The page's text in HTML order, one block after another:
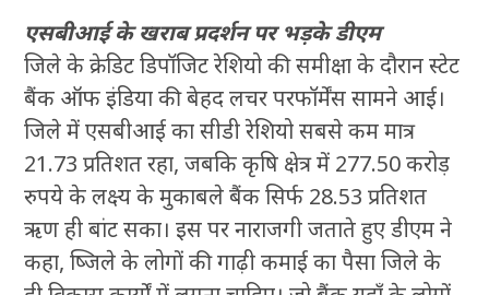
एसबीआई के खराब प्रदर्शन पर भड़के डीएम
जिले के क्रेडिट डिपॉजिट रेशियो की समीक्षा के दौरान स्टेट
बैंक ऑफ इंडिया की बेहद लचर परफॉर्मेंस सामने आई।
जिले में एसबीआई का सीडी रेशियो सबसे कम मात्र
21.73 प्रतिशत रहा, जबकि कृषि क्षेत्र में 277.50 करोड़
रुपये के लक्ष्य के मुकाबले बैंक सिर्फ 28.53 प्रतिशत
ऋण ही बांट सका। इस पर नाराजगी जताते हुए डीएम ने
कहा, ष्जिले के लोगों की गाढ़ी कमाई का पैसा जिले के